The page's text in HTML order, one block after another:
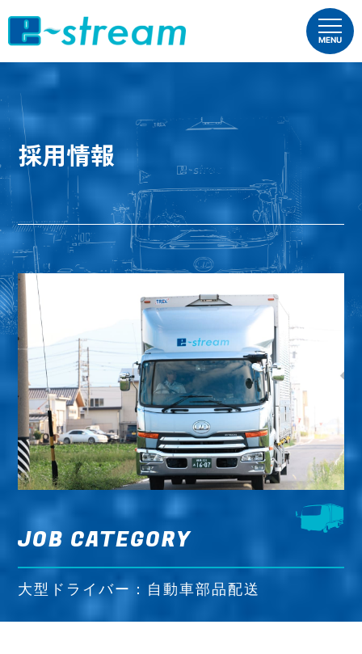
MENU
採用情報
JOB CATEGORY
大型ドライバー：自動車部品配送